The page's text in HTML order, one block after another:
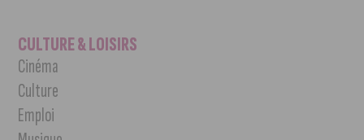
CULTURE & LOISIRS
Cinéma
Culture
Emploi